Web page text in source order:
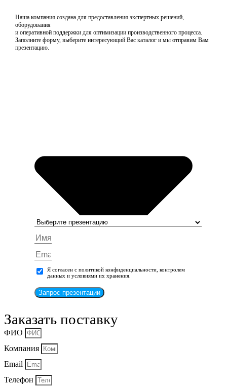
Наша компания создана для предоставления экспертных решений,
оборудования
и оперативной поддержки для оптимизации производственного процесса.
Заполните форму, выберите интересующий Вас каталог и мы отправим Вам
презентацию.
Я согласен с политикой конфиденциальности, контролем
данных и условиями их хранения.
Запрос презентации
Заказать поставку
ФИО
Компания
Email
Телефон